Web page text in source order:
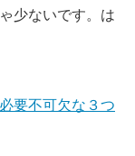
少ないです。は
要不可欠な３つ